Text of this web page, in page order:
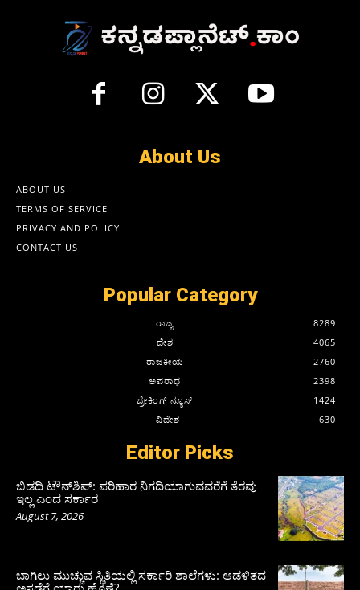
About Us
ABOUT US
TERMS OF SERVICE
PRIVACY AND POLICY
CONTACT US
Popular Category
ರಾಜ್ಯ
8289
ದೇಶ
4065
ರಾಜಕೀಯ
2760
ಅಪರಾಧ
2398
ಬ್ರೇಕಿಂಗ್ ನ್ಯೂಸ್
1424
ವಿದೇಶ
630
Editor Picks
ಬಿಡದಿ ಟೌನ್‌ಶಿಪ್‌: ಪರಿಹಾರ ನಿಗದಿಯಾಗುವವರೆಗೆ ತೆರವು
ಇಲ್ಲ ಎಂದ ಸರ್ಕಾರ
August 7, 2026
ಬಾಗಿಲು ಮುಚ್ಚುವ ಸ್ಥಿತಿಯಲ್ಲಿ ಸರ್ಕಾರಿ ಶಾಲೆಗಳು: ಆಡಳಿತದ